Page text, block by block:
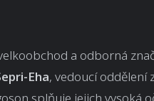
a odborná
Eha, vedoucí oddělení